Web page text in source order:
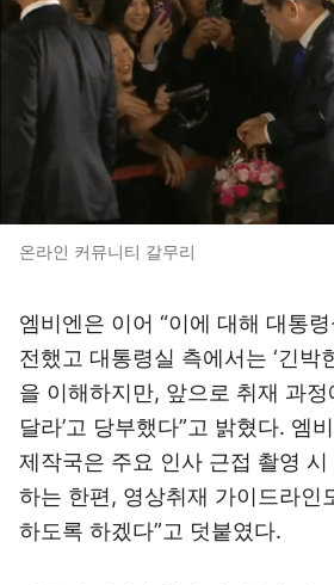
온라인 커뮤니티 갈무리
엠비엔은 이어 “이에 대해 대통
전했고 대통령실 측에서는 ‘긴박
을 이해하지만, 앞으로 취재 과
달라’고 당부했다”고 밝혔다. 엠
제작국은 주요 인사 근접 촬영
하는 한편, 영상취재 가이드라인
하도록 하겠다”고 덧붙였다.